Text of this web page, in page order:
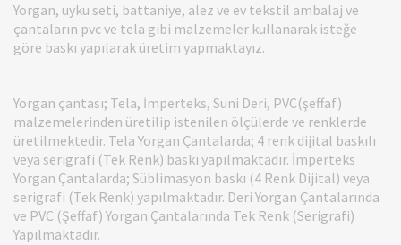
Yorgan, uyku seti, battaniye, alez ve ev tekstil ambalaj ve
çantaların pvc ve tela gibi malzemeler kullanarak isteğe
göre baskı yapılarak üretim yapmaktayız.
Yorgan çantası; Tela, İmperteks, Suni Deri, PVC(şeffaf)
malzemelerinden üretilip istenilen ölçülerde ve renklerde
üretilmektedir. Tela Yorgan Çantalarda; 4 renk dijital baskılı
veya serigrafi (Tek Renk) baskı yapılmaktadır. İmperteks
Yorgan Çantalarda; Süblimasyon baskı (4 Renk Dijital) veya
serigrafi (Tek Renk) yapılmaktadır. Deri Yorgan Çantalarında
ve PVC (Şeffaf) Yorgan Çantalarında Tek Renk (Serigrafi)
Yapılmaktadır.